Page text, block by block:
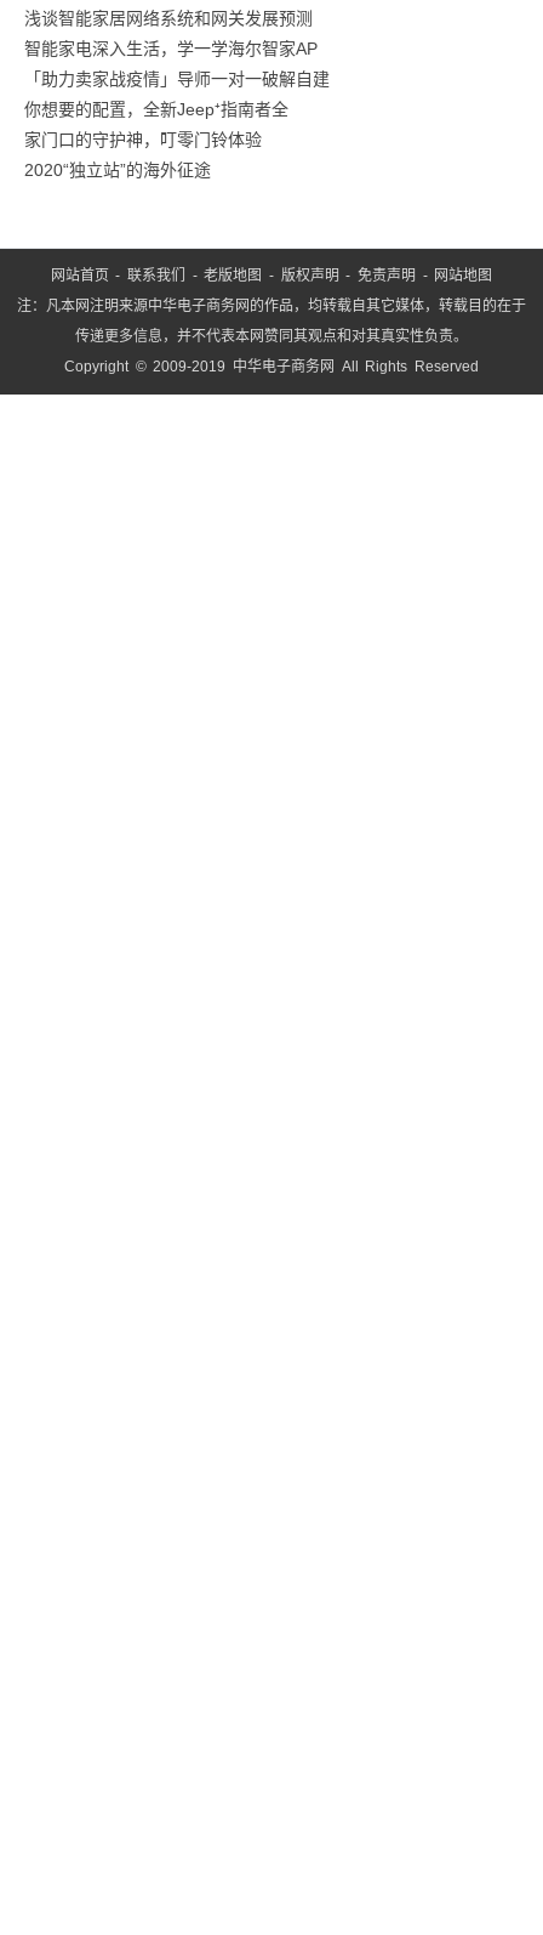
变
身
蜜
桃
感
单
浅谈智能家居网络系统和网关发展预测
智能家电深入生活，学一学海尔智家AP
「助力卖家战疫情」导师一对一破解自建
你想要的配置，全新Jeep⁺指南者全
家门口的守护神，叮零门铃体验
2020“独立站”的海外征途
网站首页 - 联系我们 -老版地图 - 版权声明 -免责声明 - 网站地图
注：凡本网注明来源中华电子商务网的作品，均转载自其它媒体，转载目的在于
传递更多信息，并不代表本网赞同其观点和对其真实性负责。
Copyright © 2009-2019 中华电子商务网 All Rights Reserved